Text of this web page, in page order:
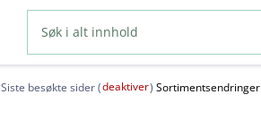
Siste besøkte sider (deaktiver) Sortimentsendringer